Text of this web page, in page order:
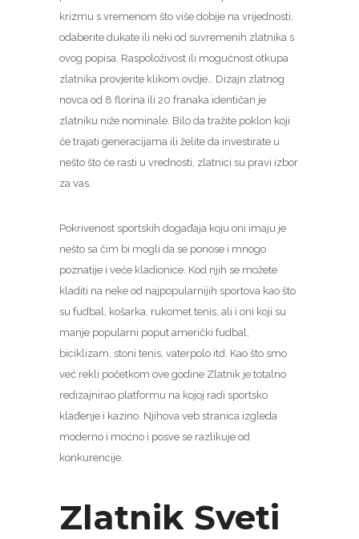
krizmu s vremenom što više dobije na vrijednosti,
odaberite dukate ili neki od suvremenih zlatnika s
ovog popisa. Raspoloživost ili mogućnost otkupa
zlatnika provjerite klikom ovdje… Dizajn zlatnog
novca od 8 florina ili 20 franaka identičan je
zlatniku niže nominale. ​Bilo da tražite poklon koji
će trajati generacijama ili želite da investirate u
nešto što će rasti u vrednosti, zlatnici su pravi izbor
za vas.
Pokrivenost sportskih događaja koju oni imaju je
nešto sa čim bi mogli da se ponose i mnogo
poznatije i veće kladionice. Kod njih se možete
kladiti na neke od najpopularnijih sportova kao što
su fudbal, košarka, rukomet tenis, ali i oni koji su
manje popularni poput američki fudbal,
biciklizam, stoni tenis, vaterpolo itd. Kao što smo
već rekli početkom ove godine Zlatnik je totalno
redizajnirao platformu na kojoj radi sportsko
klađenje i kazino. Njihova veb stranica izgleda
moderno i moćno i posve se razlikuje od
konkurencije.
Zlatnik Sveti